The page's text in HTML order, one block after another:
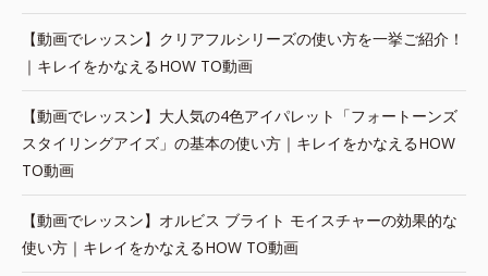
【動画でレッスン】クリアフルシリーズの使い方を一挙ご紹介！
｜キレイをかなえるHOW TO動画
【動画でレッスン】大人気の4色アイパレット「フォートーンズ
スタイリングアイズ」の基本の使い方｜キレイをかなえるHOW
TO動画
【動画でレッスン】オルビス ブライト モイスチャーの効果的な
使い方｜キレイをかなえるHOW TO動画